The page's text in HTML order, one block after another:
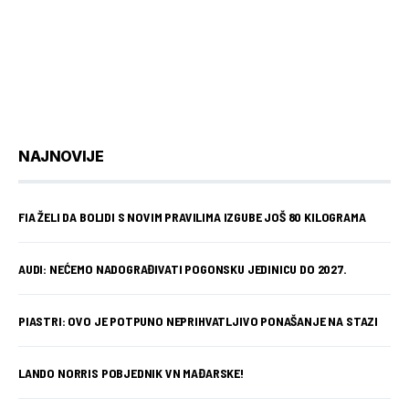
NAJNOVIJE
FIA ŽELI DA BOLIDI S NOVIM PRAVILIMA IZGUBE JOŠ 80 KILOGRAMA
AUDI: NEĆEMO NADOGRAĐIVATI POGONSKU JEDINICU DO 2027.
PIASTRI: OVO JE POTPUNO NEPRIHVATLJIVO PONAŠANJE NA STAZI
LANDO NORRIS POBJEDNIK VN MAĐARSKE!